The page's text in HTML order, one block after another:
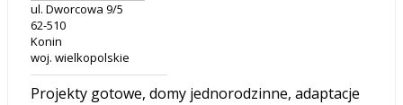
ul. Dworcowa 9/5
62-510
Konin
woj. wielkopolskie
Projekty gotowe, domy jednorodzinne, adaptacje